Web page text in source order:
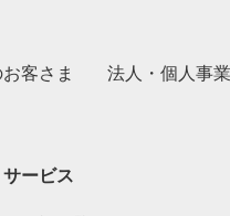
客さま 法人・個人事
ービス